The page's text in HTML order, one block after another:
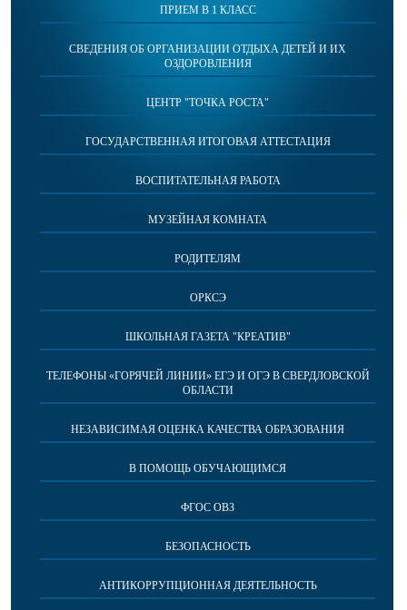
ПРИЕМ В 1 КЛАСС
СВЕДЕНИЯ ОБ ОРГАНИЗАЦИИ ОТДЫХА ДЕТЕЙ И ИХ
ОЗДОРОВЛЕНИЯ
ЦЕНТР "ТОЧКА РОСТА"
ГОСУДАРСТВЕННАЯ ИТОГОВАЯ АТТЕСТАЦИЯ
ВОСПИТАТЕЛЬНАЯ РАБОТА
МУЗЕЙНАЯ КОМНАТА
РОДИТЕЛЯМ
ОРКСЭ
ШКОЛЬНАЯ ГАЗЕТА "КРЕАТИВ"
ТЕЛЕФОНЫ «ГОРЯЧЕЙ ЛИНИИ» ЕГЭ И ОГЭ В СВЕРДЛОВСКОЙ
ОБЛАСТИ
НЕЗАВИСИМАЯ ОЦЕНКА КАЧЕСТВА ОБРАЗОВАНИЯ
В ПОМОЩЬ ОБУЧАЮЩИМСЯ
ФГОС ОВЗ
БЕЗОПАСНОСТЬ
АНТИКОРРУПЦИОННАЯ ДЕЯТЕЛЬНОСТЬ